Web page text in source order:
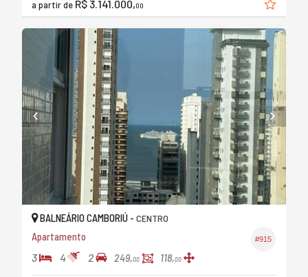
a partir de R$ 3.141.000,00
#915
BALNEÁRIO CAMBORIÚ - CENTRO
Apartamento
3 4 2 249,00 118,00